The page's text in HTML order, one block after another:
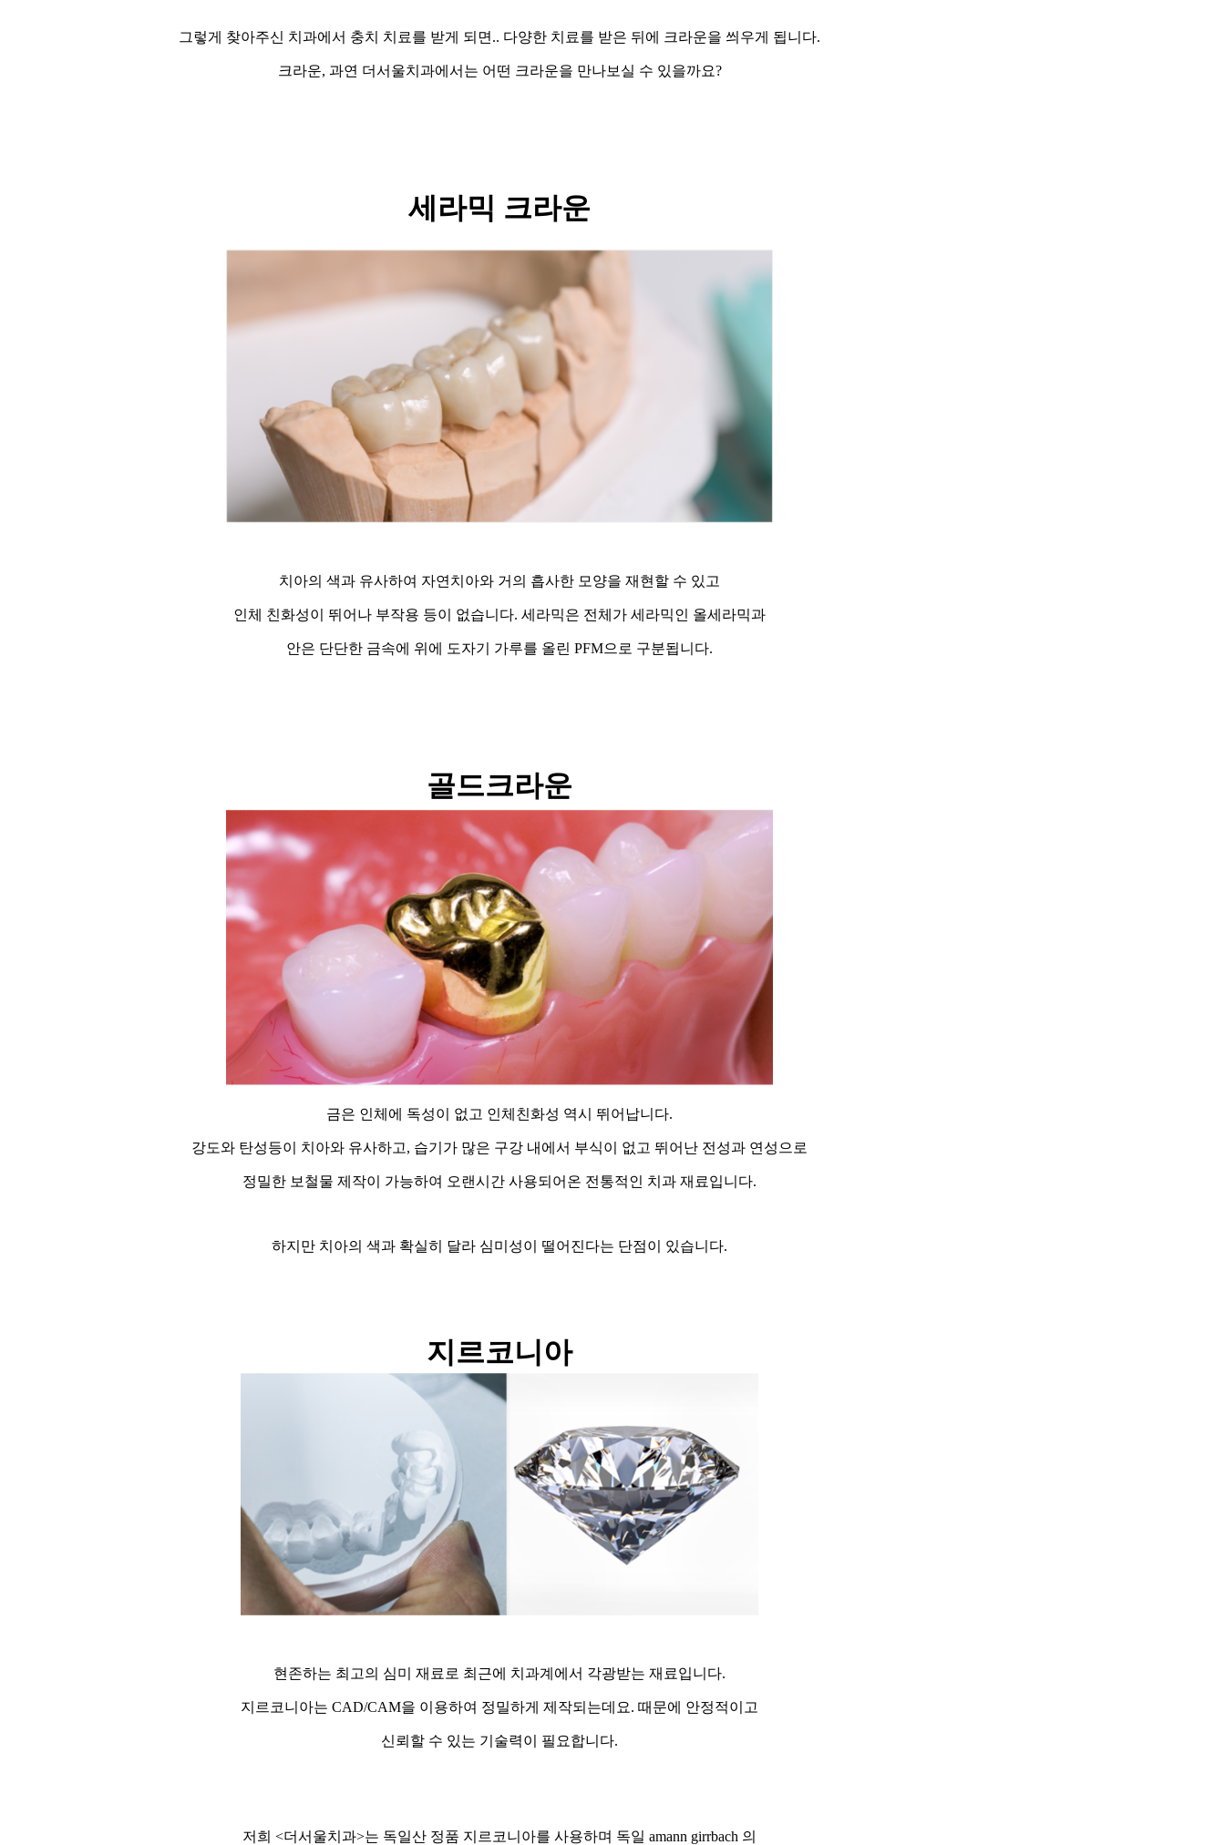
그렇게 찾아주신 치과에서 충치 치료를 받게 되면.. 다양한 치료를 받은 뒤에 크라운을 씌우게 됩니다.
크라운, 과연 더서울치과에서는 어떤 크라운을 만나보실 수 있을까요?
세라믹 크라운
치아의 색과 유사하여 자연치아와 거의 흡사한 모양을 재현할 수 있고
인체 친화성이 뛰어나 부작용 등이 없습니다. 세라믹은 전체가 세라믹인 올세라믹과
안은 단단한 금속에 위에 도자기 가루를 올린 PFM으로 구분됩니다.
골드크라운
금은 인체에 독성이 없고 인체친화성 역시 뛰어납니다.
강도와 탄성등이 치아와 유사하고, 습기가 많은 구강 내에서 부식이 없고 뛰어난 전성과 연성으로
정밀한 보철물 제작이 가능하여 오랜시간 사용되어온 전통적인 치과 재료입니다.
하지만 치아의 색과 확실히 달라 심미성이 떨어진다는 단점이 있습니다.
지르코니아
현존하는 최고의 심미 재료로 최근에 치과계에서 각광받는 재료입니다.
지르코니아는 CAD/CAM을 이용하여 정밀하게 제작되는데요. 때문에 안정적이고
신뢰할 수 있는 기술력이 필요합니다.
저희 <더서울치과>는 독일산 정품 지르코니아를 사용하며 독일 amann girrbach 의